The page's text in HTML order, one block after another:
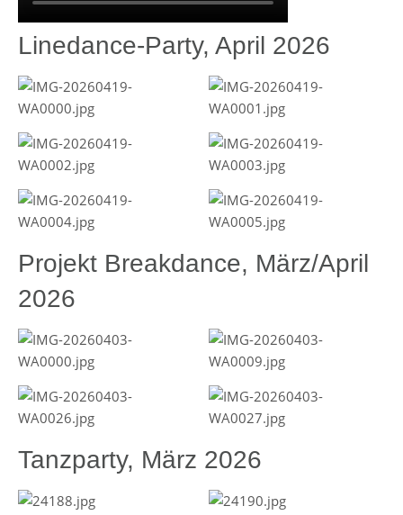
Linedance-Party, April 2026
Projekt Breakdance, März/April
2026
Tanzparty, März 2026